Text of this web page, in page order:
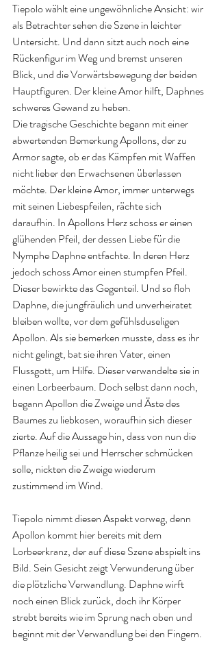
Tiepolo wählt eine ungewöhnliche Ansicht: wir
als Betrachter sehen die Szene in leichter
Untersicht. Und dann sitzt auch noch eine
Rückenfigur im Weg und bremst unseren
Blick, und die Vorwärtsbewegung der beiden
Hauptfiguren. Der kleine Amor hilft, Daphnes
schweres Gewand zu heben.
Die tragische Geschichte begann mit einer
abwertenden Bemerkung Apollons, der zu
Armor sagte, ob er das Kämpfen mit Waffen
nicht lieber den Erwachsenen überlassen
möchte. Der kleine Amor, immer unterwegs
mit seinen Liebespfeilen, rächte sich
daraufhin. In Apollons Herz schoss er einen
glühenden Pfeil, der dessen Liebe für die
Nymphe Daphne entfachte. In deren Herz
jedoch schoss Amor einen stumpfen Pfeil.
Dieser bewirkte das Gegenteil. Und so floh
Daphne, die jungfräulich und unverheiratet
bleiben wollte, vor dem gefühlsduseligen
Apollon. Als sie bemerken musste, dass es ihr
nicht gelingt, bat sie ihren Vater, einen
Flussgott, um Hilfe. Dieser verwandelte sie in
einen Lorbeerbaum. Doch selbst dann noch,
begann Apollon die Zweige und Äste des
Baumes zu liebkosen, woraufhin sich dieser
zierte. Auf die Aussage hin, dass von nun die
Pflanze heilig sei und Herrscher schmücken
solle, nickten die Zweige wiederum
zustimmend im Wind.
Tiepolo nimmt diesen Aspekt vorweg, denn
Apollon kommt hier bereits mit dem
Lorbeerkranz, der auf diese Szene abspielt ins
Bild. Sein Gesicht zeigt Verwunderung über
die plötzliche Verwandlung. Daphne wirft
noch einen Blick zurück, doch ihr Körper
strebt bereits wie im Sprung nach oben und
beginnt mit der Verwandlung bei den Fingern.